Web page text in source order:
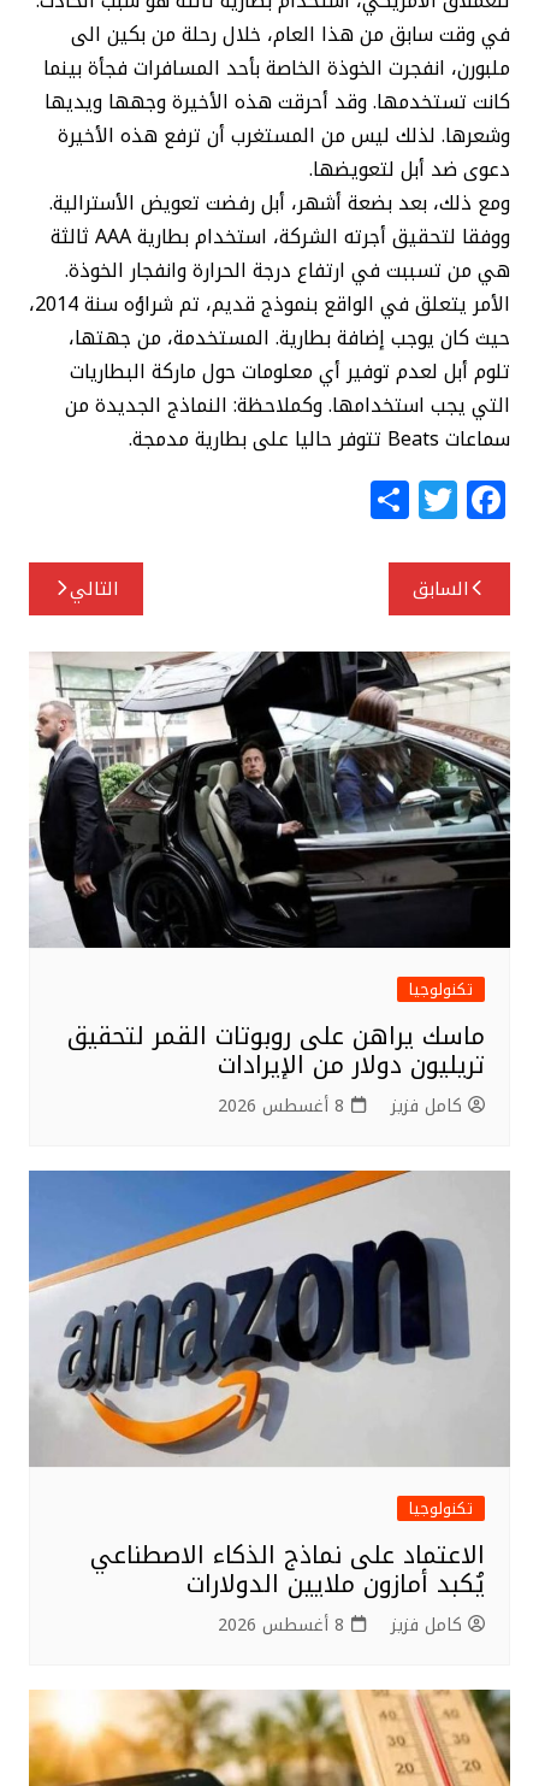
في وقت سابق من هذا العام، خلال رحلة من بكين الى
ملبورن، انفجرت الخوذة الخاصة بأحد المسافرات فجأة بينما
كانت تستخدمها. وقد أحرقت هذه الأخيرة وجهها ويديها
وشعرها. لذلك ليس من المستغرب أن ترفع هذه الأخيرة
دعوى ضد أبل لتعويضها.
ومع ذلك، بعد بضعة أشهر، أبل رفضت تعويض الأسترالية.
ووفقا لتحقيق أجرته الشركة، استخدام بطارية AAA ثالثة
هي من تسببت في ارتفاع درجة الحرارة وانفجار الخوذة.
الأمر يتعلق في الواقع بنموذج قديم، تم شراؤه سنة 2014،
حيث كان يوجب إضافة بطارية. المستخدمة، من جهتها،
تلوم أبل لعدم توفير أي معلومات حول ماركة البطاريات
التي يجب استخدامها. وكملاحظة: النماذج الجديدة من
سماعات Beats تتوفر حاليا على بطارية مدمجة.
F
a
c
e
b
o
o
k
T
w
itt
e
r
S
h
تصفّح
المقالات
السابق التالي
تكنولوجيا
ماسك يراهن على روبوتات القمر لتحقيق
تريليون دولار من الإيرادات
كامل فزيز 8 أغسطس 2026
تكنولوجيا
الاعتماد على نماذج الذكاء الاصطناعي
يُكبد أمازون ملايين الدولارات
كامل فزيز 8 أغسطس 2026